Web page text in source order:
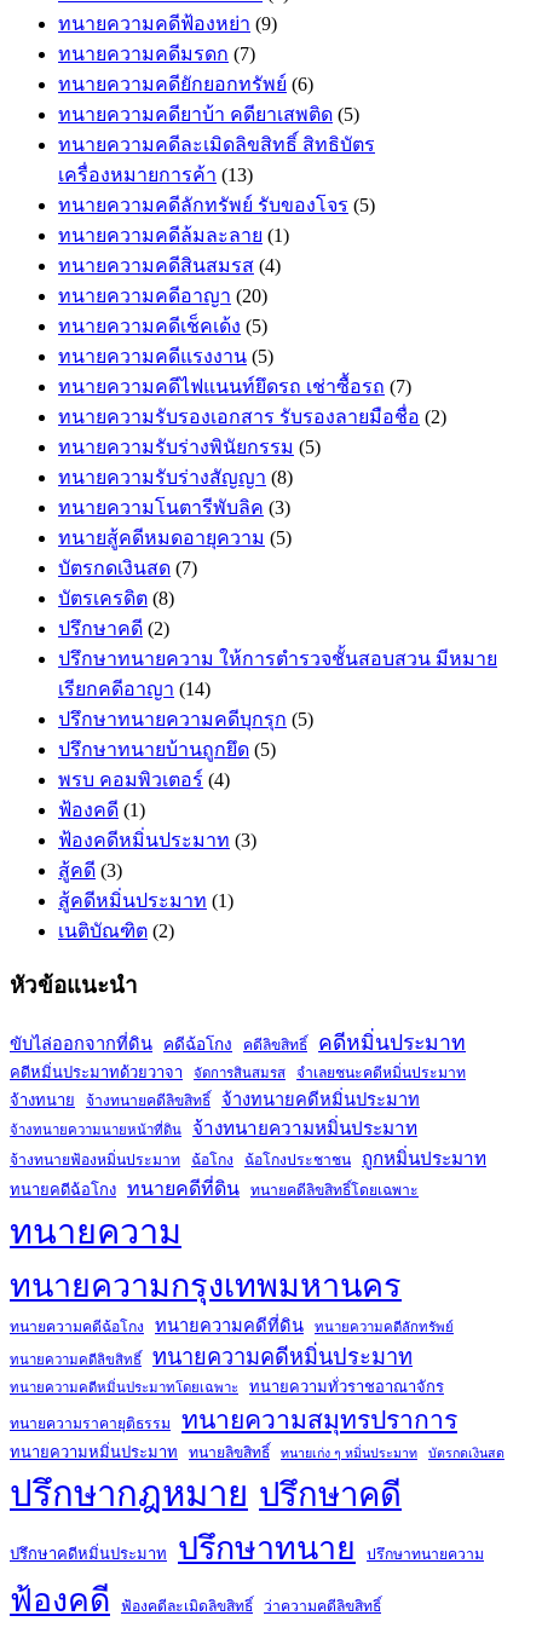
ทนายความคดีฟ้องหย่า (9)
ทนายความคดีมรดก (7)
ทนายความคดียักยอกทรัพย์ (6)
ทนายความคดียาบ้า คดียาเสพติด (5)
ทนายความคดีละเมิดลิขสิทธิ์ สิทธิบัตร
เครื่องหมายการค้า (13)
ทนายความคดีลักทรัพย์ รับของโจร (5)
ทนายความคดีล้มละลาย (1)
ทนายความคดีสินสมรส (4)
ทนายความคดีอาญา (20)
ทนายความคดีเช็คเด้ง (5)
ทนายความคดีแรงงาน (5)
ทนายความคดีไฟแนนท์ยึดรถ เช่าซื้อรถ (7)
ทนายความรับรองเอกสาร รับรองลายมือชื่อ (2)
ทนายความรับร่างพินัยกรรม (5)
ทนายความรับร่างสัญญา (8)
ทนายความโนตารีพับลิค (3)
ทนายสู้คดีหมดอายุความ (5)
บัตรกดเงินสด (7)
บัตรเครดิต (8)
ปรึกษาคดี (2)
ปรึกษาทนายความ ให้การตำรวจชั้นสอบสวน มีหมาย
เรียกคดีอาญา (14)
ปรึกษาทนายความคดีบุกรุก (5)
ปรึกษาทนายบ้านถูกยึด (5)
พรบ คอมพิวเตอร์ (4)
ฟ้องคดี (1)
ฟ้องคดีหมิ่นประมาท (3)
สู้คดี (3)
สู้คดีหมิ่นประมาท (1)
เนติบัณฑิต (2)
หัวข้อแนะนำ
ขับไล่ออกจากที่ดิน คดีฉ้อโกง คดีลิขสิทธิ์ คดีหมิ่นประมาท
คดีหมิ่นประมาทด้วยวาจา จัดการสินสมรส จำเลยชนะคดีหมิ่นประมาท
จ้างทนาย จ้างทนายคดีลิขสิทธิ์ จ้างทนายคดีหมิ่นประมาท
จ้างทนายความนายหน้าที่ดิน จ้างทนายความหมิ่นประมาท
จ้างทนายฟ้องหมิ่นประมาท ฉ้อโกง ฉ้อโกงประชาชน ถูกหมิ่นประมาท
ทนายคดีฉ้อโกง ทนายคดีที่ดิน ทนายคดีลิขสิทธิ์โดยเฉพาะ
ทนายความ
ทนายความกรุงเทพมหานคร
ทนายความคดีฉ้อโกง ทนายความคดีที่ดิน ทนายความคดีลักทรัพย์
ทนายความคดีลิขสิทธิ์ ทนายความคดีหมิ่นประมาท
ทนายความคดีหมิ่นประมาทโดยเฉพาะ ทนายความทั่วราชอาณาจักร
ทนายความราคายุติธรรม ทนายความสมุทรปราการ
ทนายความหมิ่นประมาท ทนายลิขสิทธิ์ ทนายเก่ง ๆ หมิ่นประมาท บัตรกดเงินสด
ปรึกษากฎหมาย ปรึกษาคดี
ปรึกษาคดีหมิ่นประมาท ปรึกษาทนาย ปรึกษาทนายความ
ฟ้องคดี ฟ้องคดีละเมิดลิขสิทธิ์ ว่าความคดีลิขสิทธิ์